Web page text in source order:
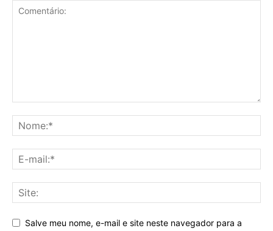
Salve meu nome, e-mail e site neste navegador para a